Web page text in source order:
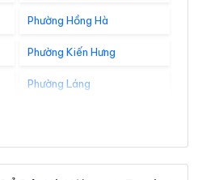
Phường Hồng Hà
Phường Kiến Hưng
Phường Láng
Phường Ngọc Hà